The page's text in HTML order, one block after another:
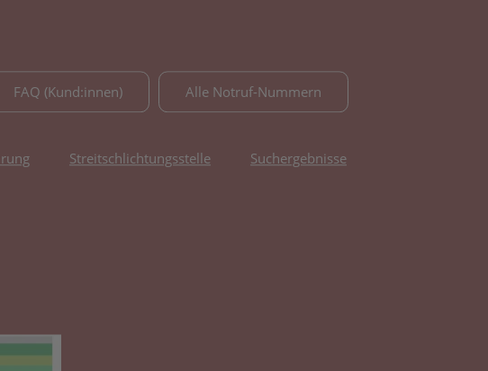
FAQ (Kund:innen) Alle Notruf-Nummern
Streitschlichtungsstelle Suchergebnisse